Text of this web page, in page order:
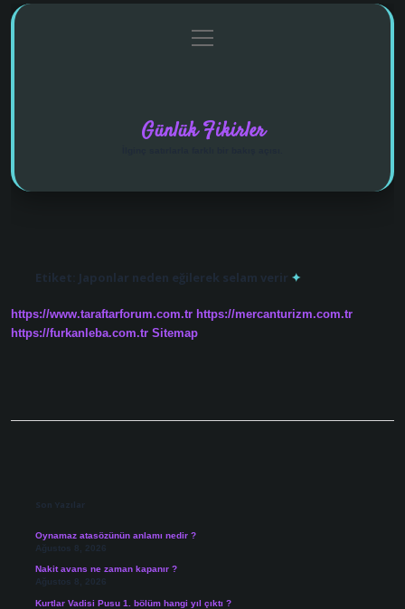
Gizlilik Politikası
menüyü
aç
Günlük Fikirler
Etiket: Japonlar neden eğilerek selam verir
https://www.taraftarforum.com.tr https://mercanturizm.com.tr
https://furkanleba.com.tr Sitemap
Son Yazılar
Oynamaz atasözünün anlamı nedir ?
Ağustos 8, 2026
Nakit avans ne zaman kapanır ?
Ağustos 8, 2026
Kurtlar Vadisi Pusu 1. bölüm hangi yıl çıktı ?